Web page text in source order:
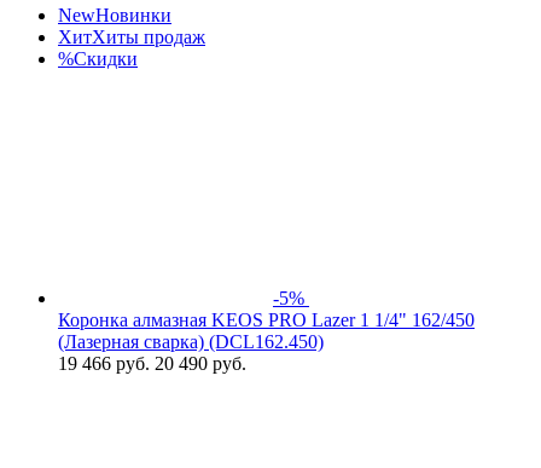
NewНовинки
ХитХиты продаж
%Скидки
-5%
Коронка алмазная KEOS PRO Lazer 1 1/4" 162/450
(Лазерная сварка) (DCL162.450)
19 466 руб. 20 490 руб.